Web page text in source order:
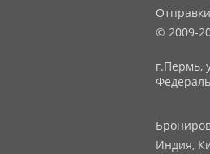
© 2009-
г.Пермь,
Индия,